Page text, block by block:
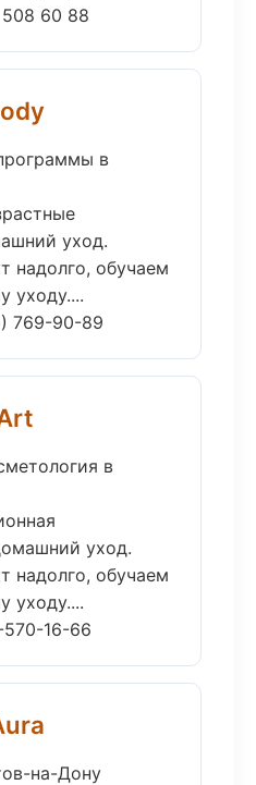
60 88
в
уход.
надолго, обучаем
уходу....
769-90-89
в
уход.
надолго, обучаем
уходу....
16-66
на-Дону